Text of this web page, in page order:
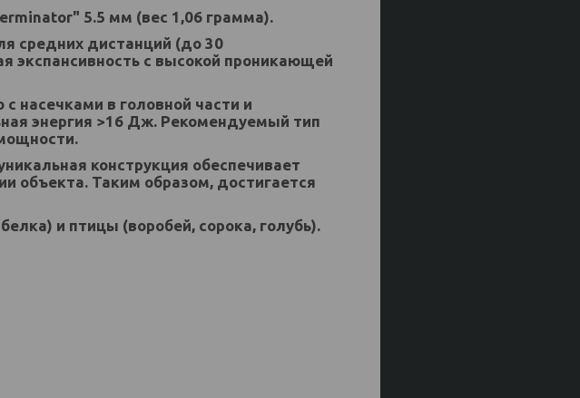
5.5 мм (вес 1,06 грамма).
средних дистанций (до 30
экспансивность с высокой проникающей
насечками в головной части и
энергия >16 Дж. Рекомендуемый тип
конструкция обеспечивает
объекта. Таким образом, достигается
и птицы (воробей, сорока, голубь).